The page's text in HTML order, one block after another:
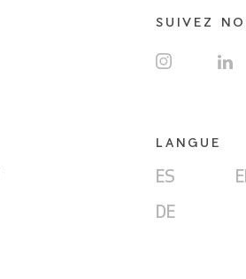
SUIVEZ
LANGUE
ES
DE